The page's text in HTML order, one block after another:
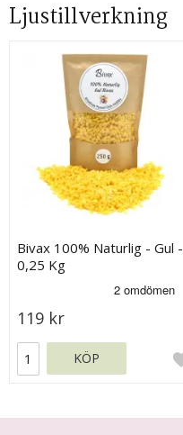
Ljustillverkning
Bivax 100% Naturlig - Gul -
0,25 Kg
119 kr
KÖP